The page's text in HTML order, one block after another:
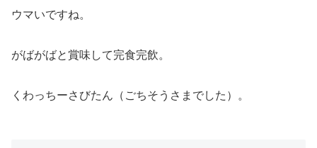
ウマいですね。
がばがばと賞味して完食完飲。
くわっちーさびたん（ごちそうさまでした）。